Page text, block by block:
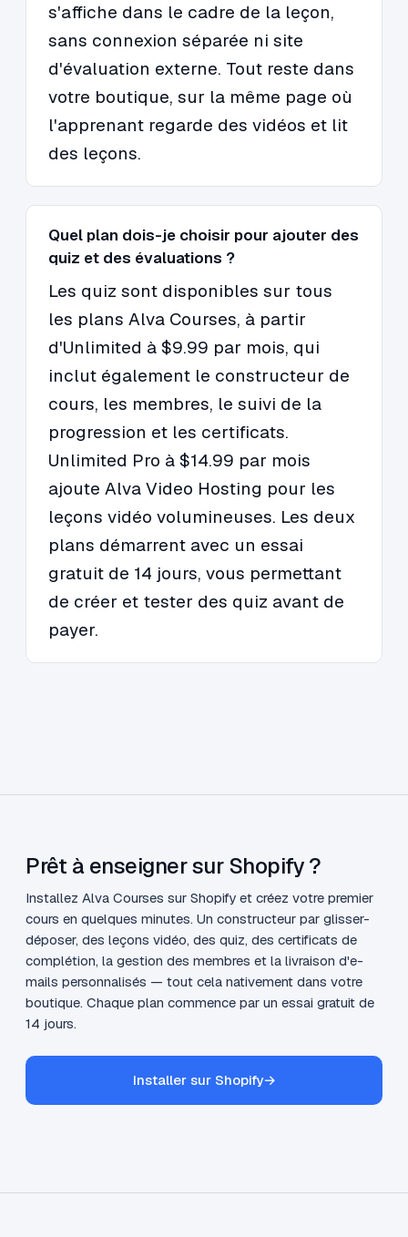
s'affiche dans le cadre de la leçon,
sans connexion séparée ni site
d'évaluation externe. Tout reste dans
votre boutique, sur la même page où
l'apprenant regarde des vidéos et lit
des leçons.
Quel plan dois-je choisir pour ajouter des
quiz et des évaluations ?
Les quiz sont disponibles sur tous
les plans Alva Courses, à partir
d'Unlimited à $9.99 par mois, qui
inclut également le constructeur de
cours, les membres, le suivi de la
progression et les certificats.
Unlimited Pro à $14.99 par mois
ajoute Alva Video Hosting pour les
leçons vidéo volumineuses. Les deux
plans démarrent avec un essai
gratuit de 14 jours, vous permettant
de créer et tester des quiz avant de
payer.
Prêt à enseigner sur Shopify ?
Installez Alva Courses sur Shopify et créez votre premier
cours en quelques minutes. Un constructeur par glisser-
déposer, des leçons vidéo, des quiz, des certificats de
complétion, la gestion des membres et la livraison d'e-
mails personnalisés — tout cela nativement dans votre
boutique. Chaque plan commence par un essai gratuit de
14 jours.
Installer sur Shopify→